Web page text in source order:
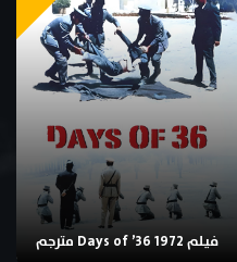
فيلم Days of ’36 1972 مترجم